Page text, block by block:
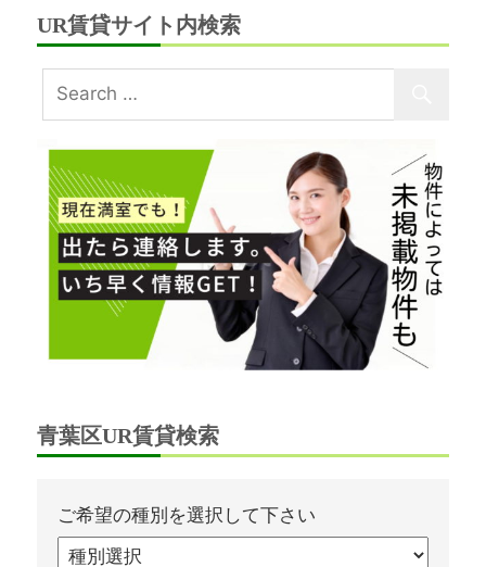
UR賃貸サイト内検索
青葉区UR賃貸検索
ご希望の種別を選択して下さい